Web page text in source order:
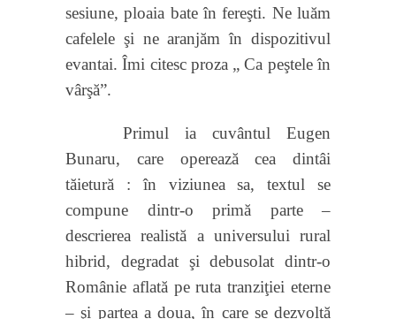
sesiune, ploaia bate în fereşti. Ne luăm
cafelele şi ne aranjăm în dispozitivul
evantai. Îmi citesc proza „ Ca peştele în
vârşă”.
Primul ia cuvântul Eugen
Bunaru, care operează cea dintâi
tăietură : în viziunea sa, textul se
compune dintr-o primă parte –
descrierea realistă a universului rural
hibrid, degradat şi debusolat dintr-o
Românie aflată pe ruta tranziţiei eterne
– şi partea a doua, în care se dezvoltă